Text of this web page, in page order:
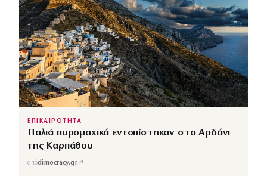
ΕΠΙΚΑΙΡΟΤΗΤΑ
Παλιά πυρομαχικά εντοπίστηκαν στο Αρδάνι
της Καρπάθου
απόdimocracy.gr↗